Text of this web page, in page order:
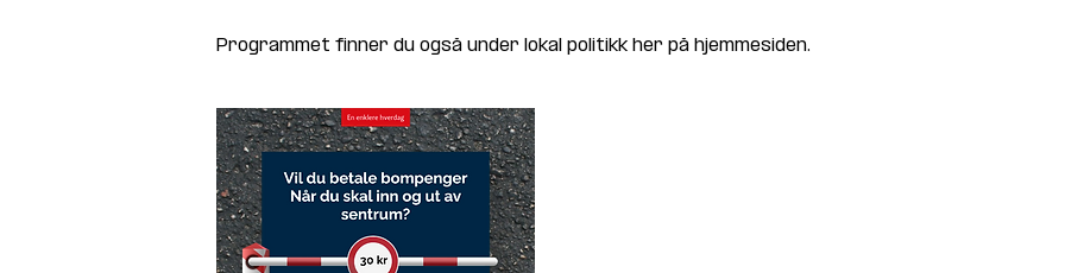
Programmet finner du også under lokal politikk her på hjemmesiden.